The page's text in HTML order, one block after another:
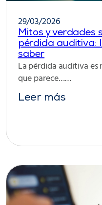
29/03/2026
Mitos y verdades
pérdida auditiva:
saber
La pérdida auditiva es
que parece……
Leer más